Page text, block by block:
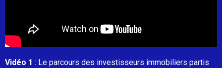
Vidéo 1 : Le parcours des investisseurs immobiliers partis